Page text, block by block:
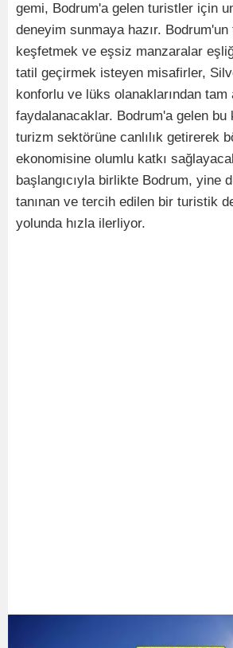
gemi, Bodrum'a gelen turistler için
deneyim sunmaya hazır.
keşfetmek ve eşsiz manzaralar
tatil geçirmek isteyen misafirler,
konforlu ve lüks olanaklarından tam
faydalanacaklar. Bodrum'a gelen
turizm sektörüne canlılık getirerek
ekonomisine olumlu katkı
başlangıcıyla birlikte Bodrum, yine
tanınan ve tercih edilen bir turistik
yolunda hızla ilerliyor.